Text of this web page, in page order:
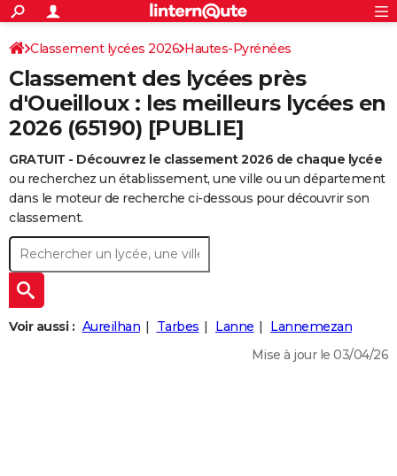
ACTUALITÉS
Politique
Société
Faits Divers
Education
Monde
Villes
+
SPORT
Coupe du monde 2026
Football
Tennis
Cyclisme
Rugby
Forum
CULTURE
Programme TV
TNT
Streaming
Cinéma
Sorties cinéma
Musique
+
FINANCE
Retraite
Impôts
Epargne
Immobilier
Risques naturels par ville
Banque
Assurance
Crédit
AUTO
Essais
Réserver un essai
Citadines
Berlines
SUV
Forum auto
+
HIGH-TECH
BRICOLAGE
Forum
Aménagement intérieur
Extérieur
Cuisine
Salle de bains
Jardinage
Rangement
+WEEK-END
Guides de France
Escapades
Patrimoine
Expositions
Musées
Week-end nature
+
LIFESTYLE
S'inscrire
Connexion
Classement lycées 2026 Hautes-Pyrénées
Classement des lycées près
d'Oueilloux : les meilleurs lycées en
2026 (65190) [PUBLIE]
GRATUIT - Découvrez le classement 2026 de chaque lycée
ou recherchez un établissement, une ville ou un département
dans le moteur de recherche ci-dessous pour découvrir son
classement.
Voir aussi : Aureilhan Tarbes Lanne
Lannemezan
Mise à jour le 03/04/26